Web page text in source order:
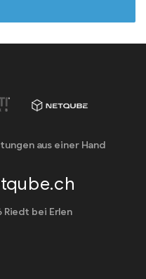
aus einer Hand
Riedt bei Erlen